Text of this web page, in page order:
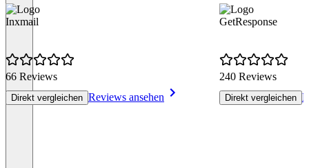
Inxmail
66 Reviews
Direkt vergleichen Reviews ansehen
GetResponse
240 Reviews
Direkt vergleichen